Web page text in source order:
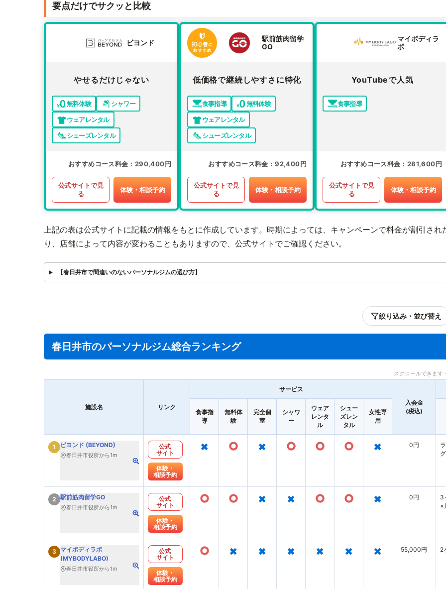
要点だけでサクッと比較
ビヨンド
やせるだけじゃない
無料体験
シャワー
ウェアレンタル
シューズレンタル
おすすめコース料金 290,400円
公式サイトで見
る
体験・相談予約
駅前筋肉留学
GO
低価格で継続しやすさに特化
食事指導
無料体験
ウェアレンタル
シューズレンタル
おすすめコース料金 92,400円
公式サイトで見
る
体験・相談予約
マイボディラ
ボ
YouTubeで人気
食事指導
おすすめコース料金 281,600円
公式サイトで見
る
体験・相談予約
上記の表は公式サイトに記載の情報をもとに作成しています。時期によっては、キャンペーンで料金が割引され
り、店舗によって内容が変わることもありますので、公式サイトでご確認ください。
【春日井市で間違いのないパーソナルジムの選び方】
絞り込み・並び替え
春日井市のパーソナルジム総合ランキング
スクロールできま
施設名 リンク
サービス
入会金
(税込)
食事指
導
無料体
験
完全個
室
シャワ
ー
ウェア
レンタ
ル
シュー
ズレン
タル
女性専
用
1 ビヨンド (BEYOND)
春日井市役所から1m
公式
サイト
体験・
相談予約
× ○ × ○ ○ ○ × 0円
2 駅前筋肉留学GO
春日井市役所から1m
公式
サイト
体験・
相談予約
○ ○ × × ○ ○ × 0円
3
×
3 マイボディラボ
(MYBODYLABO)
春日井市役所から1m
公式
サイト
体験・
相談予約
○ × × × × × × 55,000円 2